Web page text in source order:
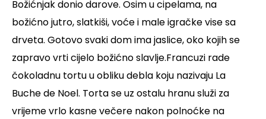
Božićnjak donio darove. Osim u cipelama, na
božićno jutro, slatkiši, voće i male igračke vise sa
drveta. Gotovo svaki dom ima jaslice, oko kojih se
zapravo vrti cijelo božićno slavlje.Francuzi rade
čokoladnu tortu u obliku debla koju nazivaju La
Buche de Noel. Torta se uz ostalu hranu služi za
vrijeme vrlo kasne večere nakon polnoćke na